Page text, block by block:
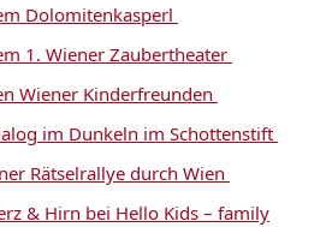
Dolomitenkasperl
1. Wiener Zaubertheater
Wiener Kinderfreunden
im Dunkeln im Schottenstift
Rätselrallye durch Wien
& Hirn bei Hello Kids – family